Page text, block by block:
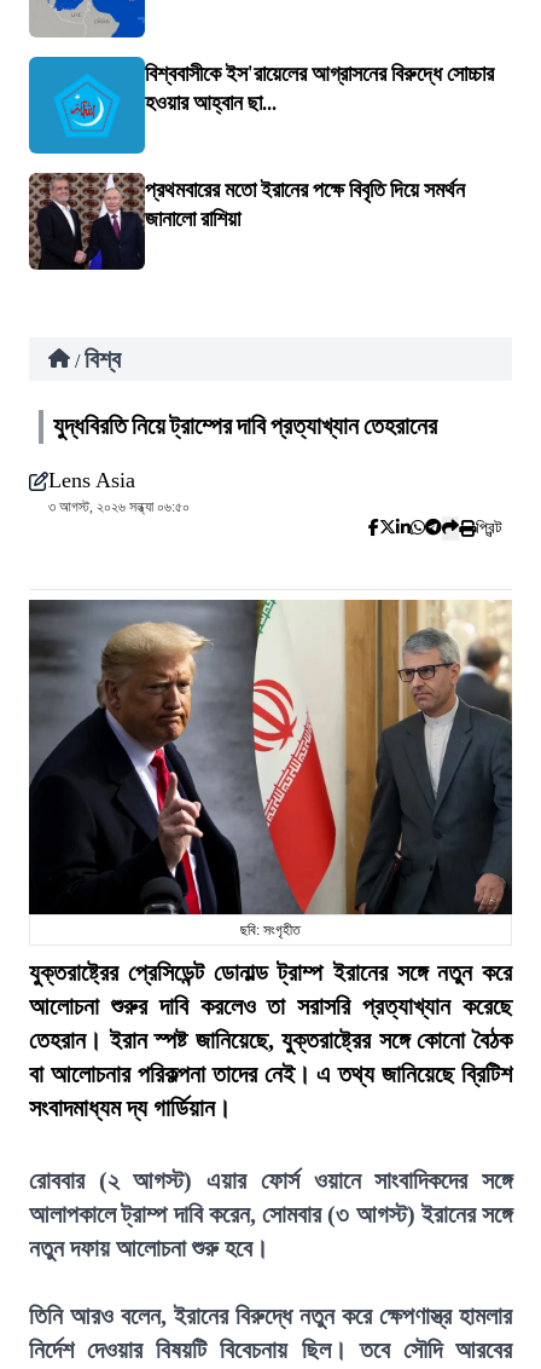
বিশ্ববাসীকে ইস'রায়েলের আগ্রাসনের বিরুদ্ধে সোচ্চার
হওয়ার আহ্বান ছা...
প্রথমবারের মতো ইরানের পক্ষে বিবৃতি দিয়ে সমর্থন
জানালো রাশিয়া
/ বিশ্ব
যুদ্ধবিরতি নিয়ে ট্রাম্পের দাবি প্রত্যাখ্যান তেহরানের
Lens Asia
৩ আগস্ট, ২০২৬ সন্ধ্যা ০৬:৫০
প্রিন্ট
ছবি: সংগৃহীত
যুক্তরাষ্ট্রের প্রেসিডেন্ট ডোনাল্ড ট্রাম্প ইরানের সঙ্গে নতুন করে
আলোচনা শুরুর দাবি করলেও তা সরাসরি প্রত্যাখ্যান করেছে
তেহরান। ইরান স্পষ্ট জানিয়েছে, যুক্তরাষ্ট্রের সঙ্গে কোনো বৈঠক
বা আলোচনার পরিকল্পনা তাদের নেই। এ তথ্য জানিয়েছে ব্রিটিশ
সংবাদমাধ্যম দ্য গার্ডিয়ান।
রোববার (২ আগস্ট) এয়ার ফোর্স ওয়ানে সাংবাদিকদের সঙ্গে
আলাপকালে ট্রাম্প দাবি করেন, সোমবার (৩ আগস্ট) ইরানের সঙ্গে
নতুন দফায় আলোচনা শুরু হবে।
তিনি আরও বলেন, ইরানের বিরুদ্ধে নতুন করে ক্ষেপণাস্ত্র হামলার
নির্দেশ দেওয়ার বিষয়টি বিবেচনায় ছিল। তবে সৌদি আরবের